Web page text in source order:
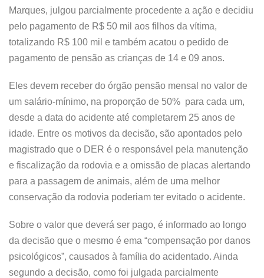
Marques, julgou parcialmente procedente a ação e decidiu
pelo pagamento de R$ 50 mil aos filhos da vítima,
totalizando R$ 100 mil e também acatou o pedido de
pagamento de pensão as crianças de 14 e 09 anos.
Eles devem receber do órgão pensão mensal no valor de
um salário-mínimo, na proporção de 50% para cada um,
desde a data do acidente até completarem 25 anos de
idade. Entre os motivos da decisão, são apontados pelo
magistrado que o DER é o responsável pela manutenção
e fiscalização da rodovia e a omissão de placas alertando
para a passagem de animais, além de uma melhor
conservação da rodovia poderiam ter evitado o acidente.
Sobre o valor que deverá ser pago, é informado ao longo
da decisão que o mesmo é ema “compensação por danos
psicológicos”, causados à família do acidentado. Ainda
segundo a decisão, como foi julgada parcialmente